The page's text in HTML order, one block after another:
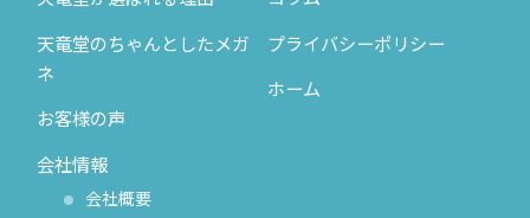
天竜堂のちゃんとしたメガ
ネ
お客様の声
会社情報
会社概要
プライバシーポリシー
ホーム